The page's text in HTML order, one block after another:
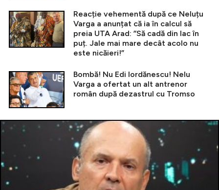
Reacție vehementă după ce Neluțu
Varga a anunțat că ia în calcul să
preia UTA Arad: ”Să cadă din lac în
puț. Jale mai mare decât acolo nu
este nicăieri!”
Bombă! Nu Edi Iordănescu! Nelu
Varga a ofertat un alt antrenor
român după dezastrul cu Tromso